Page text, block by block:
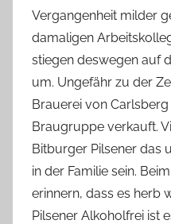
Vergangenheit milder
damaligen
stiegen deswegen auf
um. Ungefähr zu der
Brauerei von
Braugruppe verkauft.
Bitburger Pilsener das
in der Familie sein.
erinnern, dass es herb
Pilsener Alkoholfrei ist